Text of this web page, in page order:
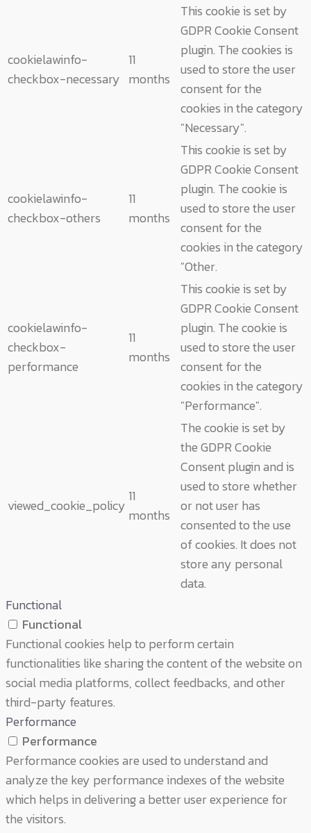
cookielawinfo-
checkbox-necessary
11
months
This cookie is set by
GDPR Cookie Consent
plugin. The cookies is
used to store the user
consent for the
cookies in the category
"Necessary".
cookielawinfo-
checkbox-others
11
months
This cookie is set by
GDPR Cookie Consent
plugin. The cookie is
used to store the user
consent for the
cookies in the category
"Other.
cookielawinfo-
checkbox-
performance
11
months
This cookie is set by
GDPR Cookie Consent
plugin. The cookie is
used to store the user
consent for the
cookies in the category
"Performance".
viewed_cookie_policy
11
months
The cookie is set by
the GDPR Cookie
Consent plugin and is
used to store whether
or not user has
consented to the use
of cookies. It does not
store any personal
data.
Functional
Functional
Functional cookies help to perform certain
functionalities like sharing the content of the website on
social media platforms, collect feedbacks, and other
third-party features.
Performance
Performance
Performance cookies are used to understand and
analyze the key performance indexes of the website
which helps in delivering a better user experience for
the visitors.